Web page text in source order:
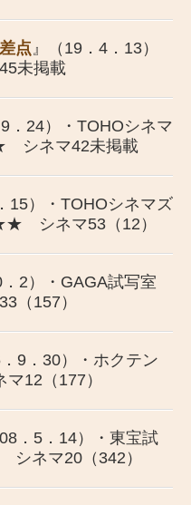
点 』（19．4．13）
掲載
．24）・TOHOシネマ
ネマ42未掲載
15）・TOHOシネマズ
ネマ53（12）
．2）・GAGA試写室
157）
．9．30）・ホクテン
（177）
．5．14）・東宝試
マ20（342）